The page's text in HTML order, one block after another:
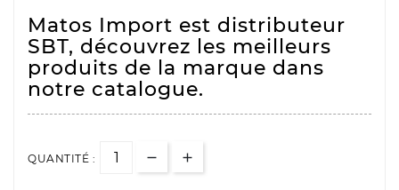
Matos Import est distributeur
SBT, découvrez les meilleurs
produits de la marque dans
notre catalogue.
QUANTITÉ :